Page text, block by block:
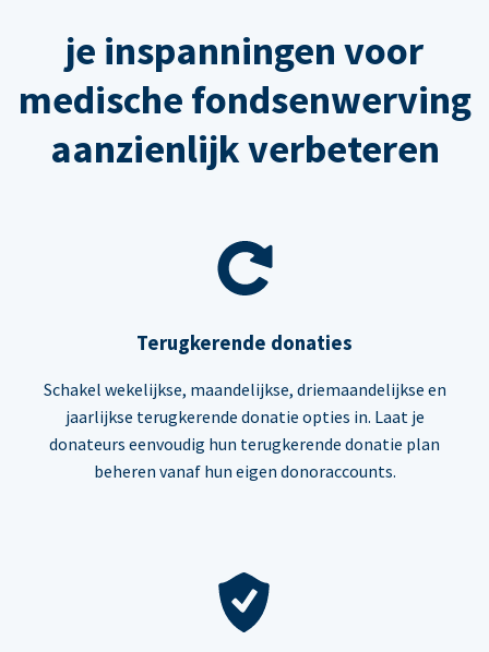
je inspanningen voor
medische fondsenwerving
aanzienlijk verbeteren
Terugkerende donaties
Schakel wekelijkse, maandelijkse, driemaandelijkse en
jaarlijkse terugkerende donatie opties in. Laat je
donateurs eenvoudig hun terugkerende donatie plan
beheren vanaf hun eigen donoraccounts.